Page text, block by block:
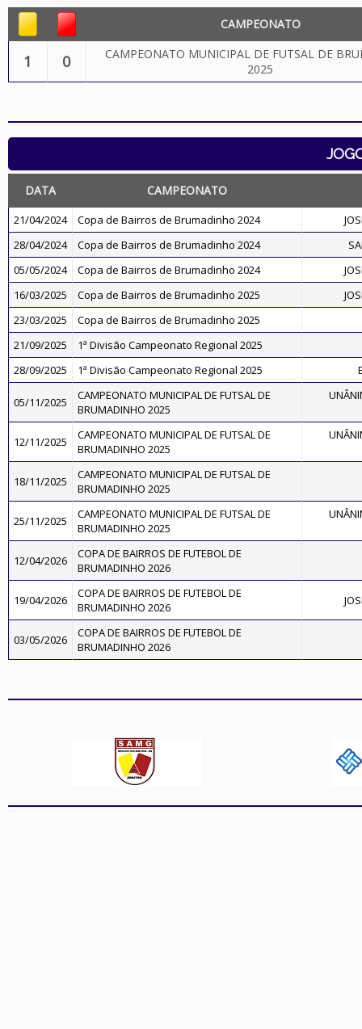
CAMPEONATO
1 0
CAMPEONATO MUNICIPAL DE FUTSAL DE
2025
DATA CAMPEONATO
21/04/2024 Copa de Bairros de Brumadinho 2024
28/04/2024
Copa de Bairros de Brumadinho 2024
05/05/2024
Copa de Bairros de Brumadinho 2024
16/03/2025
Copa de Bairros de Brumadinho 2025
23/03/2025
Copa de Bairros de Brumadinho 2025
21/09/2025
1ª Divisão Campeonato Regional 2025
28/09/2025
1ª Divisão Campeonato Regional 2025
05/11/2025
CAMPEONATO MUNICIPAL DE FUTSAL DE
BRUMADINHO 2025
12/11/2025
CAMPEONATO MUNICIPAL DE FUTSAL DE
BRUMADINHO 2025
18/11/2025
CAMPEONATO MUNICIPAL DE FUTSAL DE
BRUMADINHO 2025
25/11/2025
CAMPEONATO MUNICIPAL DE FUTSAL DE
BRUMADINHO 2025
12/04/2026
COPA DE BAIRROS DE FUTEBOL DE
BRUMADINHO 2026
19/04/2026
COPA DE BAIRROS DE FUTEBOL DE
BRUMADINHO 2026
03/05/2026
COPA DE BAIRROS DE FUTEBOL DE
BRUMADINHO 2026